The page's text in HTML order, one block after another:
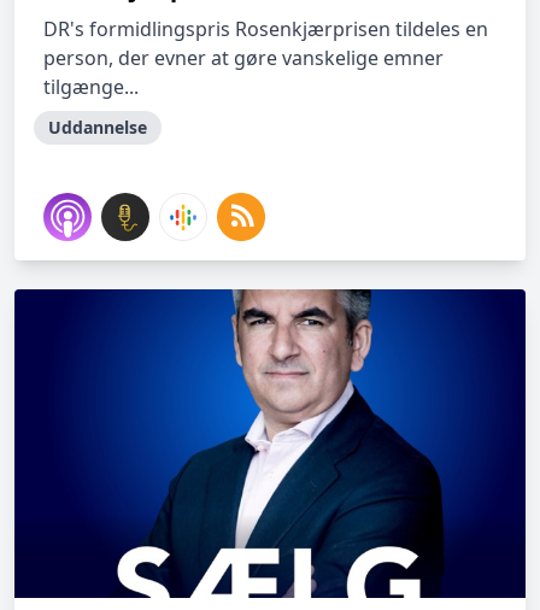
DR's formidlingspris Rosenkjærprisen tildeles en
person, der evner at gøre vanskelige emner
tilgænge...
Uddannelse